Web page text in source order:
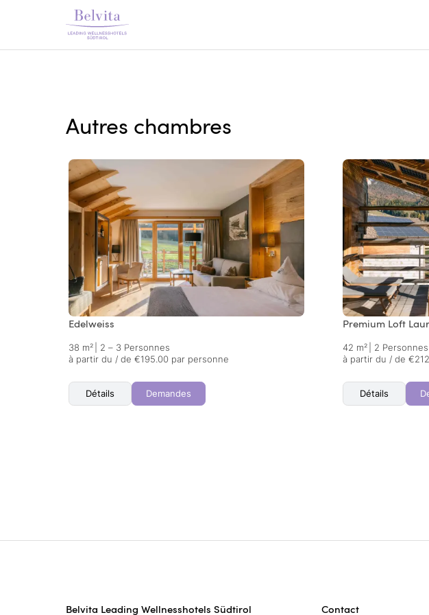
Autres chambres
Edelweiss
38 m²
2 – 3 Personnes
à partir du / de €195.00 par personne
Détails Demandes
Premium Loft
42 m²
2 Personnes
à partir du / de
Détails
Belvita Leading Wellnesshotels Südtirol Contact